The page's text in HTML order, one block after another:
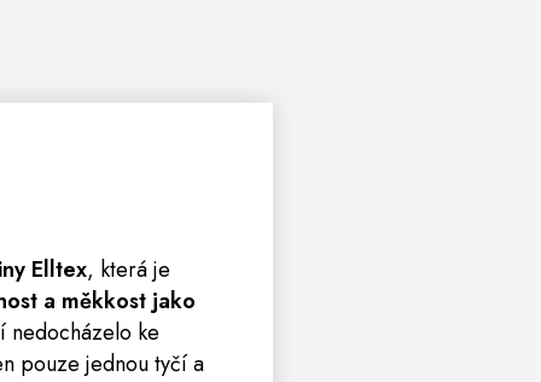
Elltex, která je
a měkkost jako
nedocházelo ke
pouze jednou tyčí a